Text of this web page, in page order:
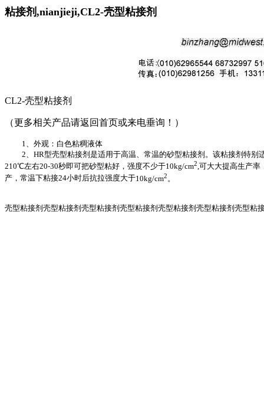
粘接剂,nianjieji,CL2-壳型粘接剂
CL2-壳型粘接剂
（更多相关产品请返回首页或来电垂询！ ）
1、外观：白色粘稠液体
2、 HR型壳型粘接剂是适用于高温、常温的砂型粘接剂。该粘接剂特别
210℃左右20-30秒即可把砂型粘好，强度不少于10kg/cm2,可大大提高生产率
产，常温下粘接24小时后抗拉强度大于10kg/cm2 。
壳型粘接剂壳型粘接剂壳型粘接剂壳型粘接剂壳型粘接剂壳型粘接剂壳型粘